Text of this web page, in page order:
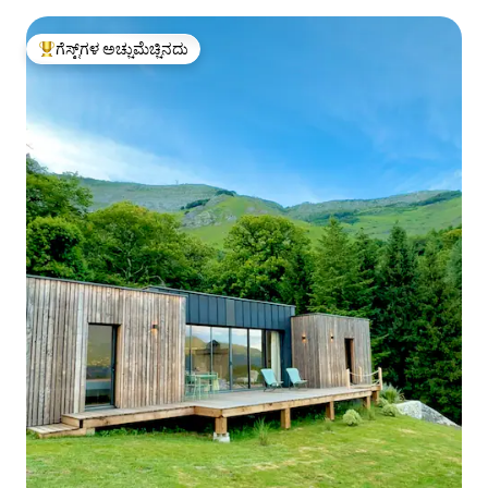
ಗೆಸ್ಟ್‌ಗಳಿಗೆ ಅತಿ ಹೆಚ್ಚು ಅಚ್ಚುಮೆಚ್ಚಿನದು
ಗೆಸ್ಟ್‌ಗಳ ಅಚ್ಚುಮೆಚ್ಚಿನದು